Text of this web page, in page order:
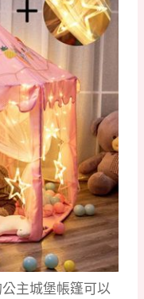
主城堡帳篷可以